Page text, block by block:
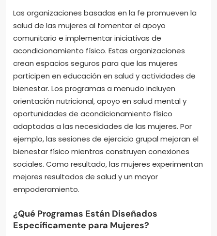
Las organizaciones basadas en la fe promueven la
salud de las mujeres al fomentar el apoyo
comunitario e implementar iniciativas de
acondicionamiento físico. Estas organizaciones
crean espacios seguros para que las mujeres
participen en educación en salud y actividades de
bienestar. Los programas a menudo incluyen
orientación nutricional, apoyo en salud mental y
oportunidades de acondicionamiento físico
adaptadas a las necesidades de las mujeres. Por
ejemplo, las sesiones de ejercicio grupal mejoran el
bienestar físico mientras construyen conexiones
sociales. Como resultado, las mujeres experimentan
mejores resultados de salud y un mayor
empoderamiento.
¿Qué Programas Están Diseñados
Específicamente para Mujeres?